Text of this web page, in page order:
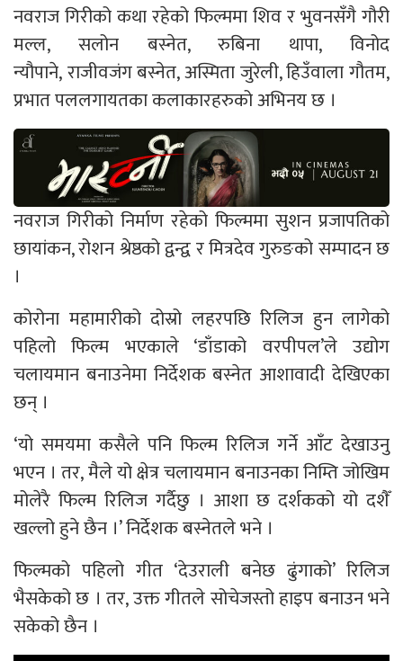
नवराज गिरीको कथा रहेको फिल्ममा शिव र भुवनसँगै गौरी
मल्ल, सलोन बस्नेत, रुबिना थापा, विनोद
न्यौपाने, राजीवजंग बस्नेत, अस्मिता जुरेली, हिउँवाला गौतम,
प्रभात पललगायतका कलाकारहरुको अभिनय छ ।
नवराज गिरीको निर्माण रहेको फिल्ममा सुशन प्रजापतिको
छायांकन, रोशन श्रेष्ठको द्वन्द्व र मित्रदेव गुरुङको सम्पादन छ
।
कोरोना महामारीको दोस्रो लहरपछि रिलिज हुन लागेको
पहिलो फिल्म भएकाले ‘डाँडाको वरपीपल’ले उद्योग
चलायमान बनाउनेमा निर्देशक बस्नेत आशावादी देखिएका
छन् ।
‘यो समयमा कसैले पनि फिल्म रिलिज गर्ने आँट देखाउनु
भएन । तर, मैले यो क्षेत्र चलायमान बनाउनका निम्ति जोखिम
मोलेरै फिल्म रिलिज गर्दैछु । आशा छ दर्शकको यो दशैँ
खल्लो हुने छैन ।’ निर्देशक बस्नेतले भने ।
फिल्मको पहिलो गीत ‘देउराली बनेछ ढुंगाको’ रिलिज
भैसकेको छ । तर, उक्त गीतले सोचेजस्तो हाइप बनाउन भने
सकेको छैन ।